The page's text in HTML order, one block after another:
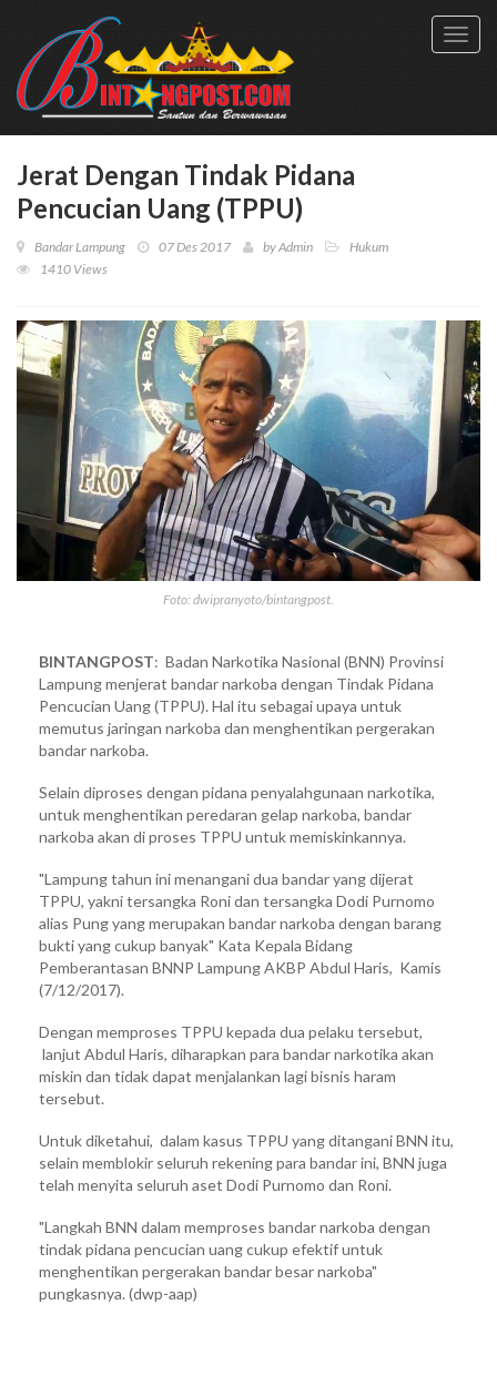
Jerat Dengan Tindak Pidana
Pencucian Uang (TPPU)
Bandar Lampung 07 Des 2017 byAdmin
Hukum
1410 Views
Foto: dwipranyoto/bintangpost.
BINTANGPOST: Badan Narkotika Nasional (BNN) Provinsi
Lampung menjerat bandar narkoba dengan Tindak Pidana
Pencucian Uang (TPPU). Hal itu sebagai upaya untuk
memutus jaringan narkoba dan menghentikan pergerakan
bandar narkoba.
Selain diproses dengan pidana penyalahgunaan narkotika,
untuk menghentikan peredaran gelap narkoba, bandar
narkoba akan di proses TPPU untuk memiskinkannya.
"Lampung tahun ini menangani dua bandar yang dijerat
TPPU, yakni tersangka Roni dan tersangka Dodi Purnomo
alias Pung yang merupakan bandar narkoba dengan barang
bukti yang cukup banyak" Kata Kepala Bidang
Pemberantasan BNNP Lampung AKBP Abdul Haris, Kamis
(7/12/2017).
Dengan memproses TPPU kepada dua pelaku tersebut,
lanjut Abdul Haris, diharapkan para bandar narkotika akan
miskin dan tidak dapat menjalankan lagi bisnis haram
tersebut.
Untuk diketahui, dalam kasus TPPU yang ditangani BNN itu,
selain memblokir seluruh rekening para bandar ini, BNN juga
telah menyita seluruh aset Dodi Purnomo dan Roni.
"Langkah BNN dalam memproses bandar narkoba dengan
tindak pidana pencucian uang cukup efektif untuk
menghentikan pergerakan bandar besar narkoba"
pungkasnya. (dwp-aap)